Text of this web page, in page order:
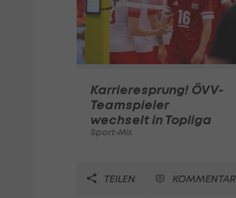
Karrieresprung! ÖVV-
Teamspieler
wechselt in Topliga
Sport-Mix
TEILEN